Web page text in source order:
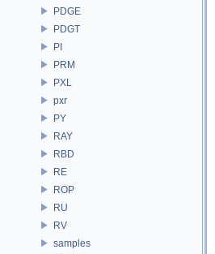
PDGE
PDGT
PI
PRM
PXL
pxr
PY
RAY
RBD
RE
ROP
RU
RV
samples